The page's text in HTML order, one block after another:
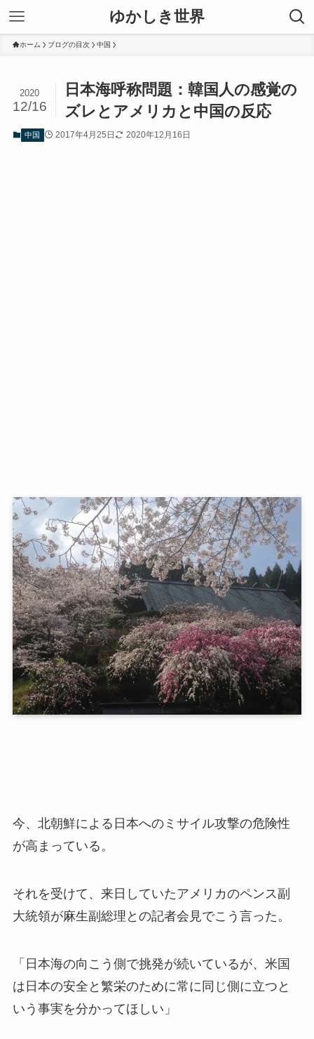
ゆかしき世界
ホーム ブログの目次 中国
日本海呼称問題：韓国人の感覚の
ズレとアメリカと中国の反応
2020
12/16
中国 2017年4月25日 2020年12月16日
今、北朝鮮による日本へのミサイル攻撃の危険性
が高まっている。
それを受けて、来日していたアメリカのペンス副
大統領が麻生副総理との記者会見でこう言った。
「日本海の向こう側で挑発が続いているが、米国
は日本の安全と繁栄のために常に同じ側に立つと
いう事実を分かってほしい」